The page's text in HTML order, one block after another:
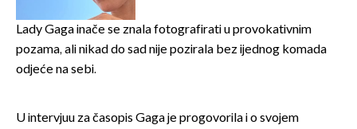
Lady Gaga inače se znala fotografirati u provokativnim
pozama, ali nikad do sad nije pozirala bez ijednog komada
odjeće na sebi.
U intervjuu za časopis Gaga je progovorila i o svojem